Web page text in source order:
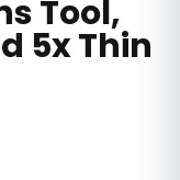
Tool,
5x Thin